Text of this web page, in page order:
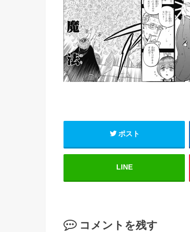
ポスト
LINE
コメントを残す